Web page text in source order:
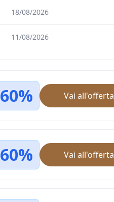
18/08/2026
11/08/2026
60% Vai all'offerta
60% Vai all'offerta